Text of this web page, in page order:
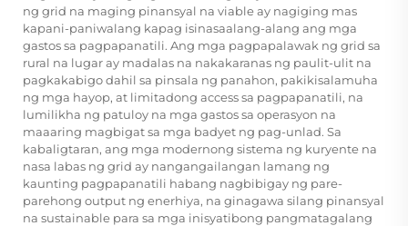
ng grid na maging pinansyal na viable ay nagiging mas
kapani-paniwalang kapag isinasaalang-alang ang mga
gastos sa pagpapanatili. Ang mga pagpapalawak ng grid sa
rural na lugar ay madalas na nakakaranas ng paulit-ulit na
pagkakabigo dahil sa pinsala ng panahon, pakikisalamuha
ng mga hayop, at limitadong access sa pagpapanatili, na
lumilikha ng patuloy na mga gastos sa operasyon na
maaaring magbigat sa mga badyet ng pag-unlad. Sa
kabaligtaran, ang mga modernong sistema ng kuryente na
nasa labas ng grid ay nangangailangan lamang ng
kaunting pagpapanatili habang nagbibigay ng pare-
parehong output ng enerhiya, na ginagawa silang pinansyal
na sustainable para sa mga inisyatibong pangmatagalang